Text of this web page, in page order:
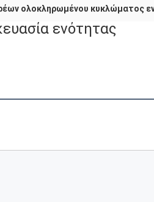
ολοκληρωμένου κυκλώματος
ενότητας